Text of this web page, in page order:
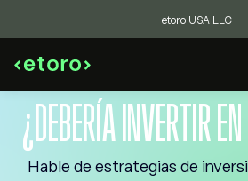
¿DEBERÍA INVERTIR EN
Hable de estrategias de
etoro USA LLC